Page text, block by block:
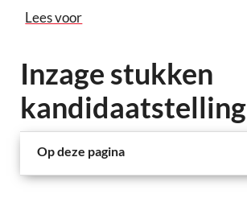
Lees voor
Inzage stukken
kandidaatstelling
Op deze pagina